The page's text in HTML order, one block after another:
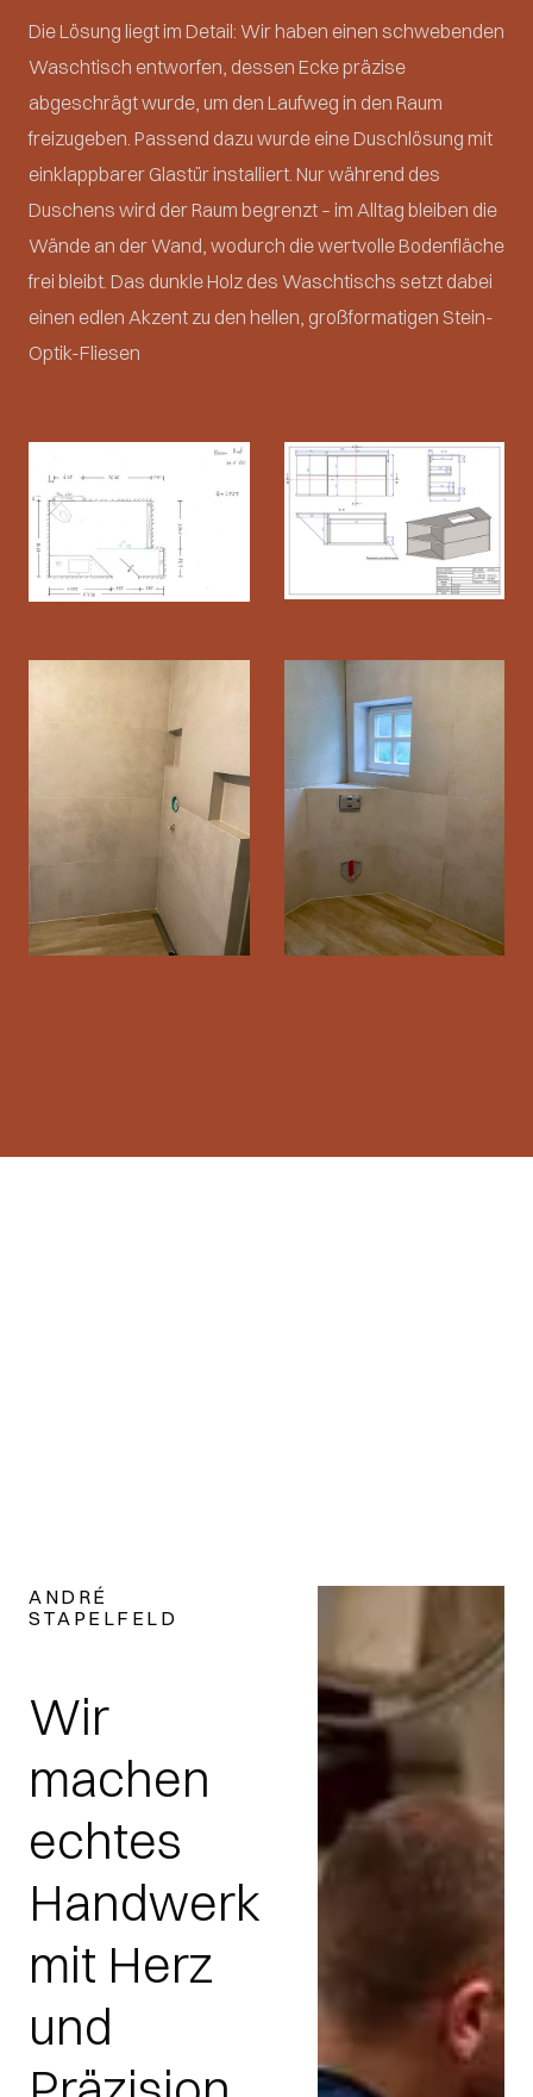
Die Lösung liegt im Detail: Wir haben einen schwebenden
Waschtisch entworfen, dessen Ecke präzise
abgeschrägt wurde, um den Laufweg in den Raum
freizugeben. Passend dazu wurde eine Duschlösung mit
einklappbarer Glastür installiert. Nur während des
Duschens wird der Raum begrenzt – im Alltag bleiben die
Wände an der Wand, wodurch die wertvolle Bodenfläche
frei bleibt. Das dunkle Holz des Waschtischs setzt dabei
einen edlen Akzent zu den hellen, großformatigen Stein-
Optik-Fliesen
ANDRÉ
STAPELFELD
Wir
machen
echtes
Handwerk
mit Herz
und